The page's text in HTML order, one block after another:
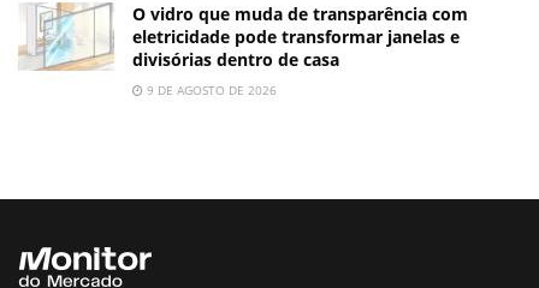
O vidro que muda de transparência com
eletricidade pode transformar janelas e
divisórias dentro de casa
9 DE AGOSTO DE 2026